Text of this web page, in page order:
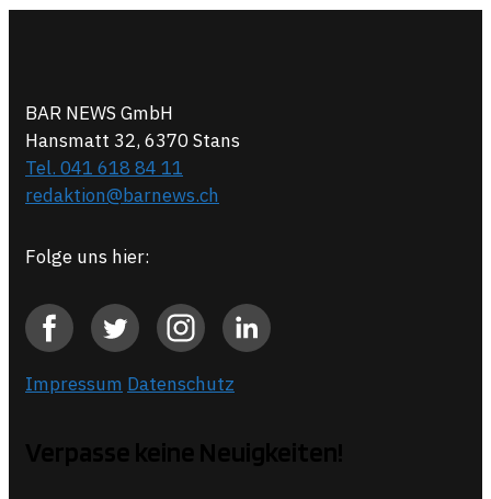
BAR NEWS GmbH
Hansmatt 32, 6370 Stans
Tel. 041 618 84 11
redaktion@barnews.ch
Folge uns hier:
Impressum Datenschutz